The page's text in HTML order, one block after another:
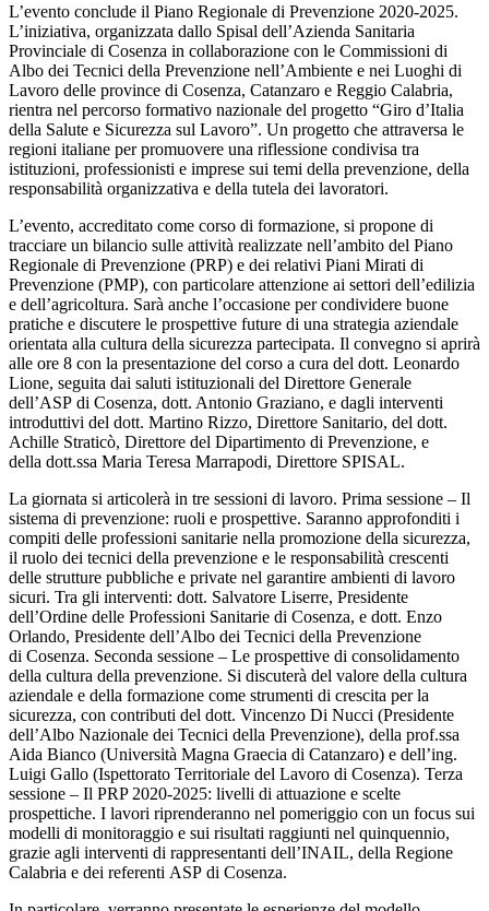
L’evento conclude il Piano Regionale di Prevenzione 2020-2025.
L’iniziativa, organizzata dallo Spisal dell’Azienda Sanitaria
Provinciale di Cosenza in collaborazione con le Commissioni di
Albo dei Tecnici della Prevenzione nell’Ambiente e nei Luoghi di
Lavoro delle province di Cosenza, Catanzaro e Reggio Calabria,
rientra nel percorso formativo nazionale del progetto “Giro d’Italia
della Salute e Sicurezza sul Lavoro”. Un progetto che attraversa le
regioni italiane per promuovere una riflessione condivisa tra
istituzioni, professionisti e imprese sui temi della prevenzione, della
responsabilità organizzativa e della tutela dei lavoratori.
L’evento, accreditato come corso di formazione, si propone di
tracciare un bilancio sulle attività realizzate nell’ambito del Piano
Regionale di Prevenzione (PRP) e dei relativi Piani Mirati di
Prevenzione (PMP), con particolare attenzione ai settori dell’edilizia
e dell’agricoltura. Sarà anche l’occasione per condividere buone
pratiche e discutere le prospettive future di una strategia aziendale
orientata alla cultura della sicurezza partecipata. Il convegno si aprirà
alle ore 8 con la presentazione del corso a cura del dott. Leonardo
Lione, seguita dai saluti istituzionali del Direttore Generale
dell’ASP di Cosenza, dott. Antonio Graziano, e dagli interventi
introduttivi del dott. Martino Rizzo, Direttore Sanitario, del dott.
Achille Straticò, Direttore del Dipartimento di Prevenzione, e
della dott.ssa Maria Teresa Marrapodi, Direttore SPISAL.
La giornata si articolerà in tre sessioni di lavoro. Prima sessione – Il
sistema di prevenzione: ruoli e prospettive. Saranno approfonditi i
compiti delle professioni sanitarie nella promozione della sicurezza,
il ruolo dei tecnici della prevenzione e le responsabilità crescenti
delle strutture pubbliche e private nel garantire ambienti di lavoro
sicuri. Tra gli interventi: dott. Salvatore Liserre, Presidente
dell’Ordine delle Professioni Sanitarie di Cosenza, e dott. Enzo
Orlando, Presidente dell’Albo dei Tecnici della Prevenzione
di Cosenza. Seconda sessione – Le prospettive di consolidamento
della cultura della prevenzione. Si discuterà del valore della cultura
aziendale e della formazione come strumenti di crescita per la
sicurezza, con contributi del dott. Vincenzo Di Nucci (Presidente
dell’Albo Nazionale dei Tecnici della Prevenzione), della prof.ssa
Aida Bianco (Università Magna Graecia di Catanzaro) e dell’ing.
Luigi Gallo (Ispettorato Territoriale del Lavoro di Cosenza). Terza
sessione – Il PRP 2020-2025: livelli di attuazione e scelte
prospettiche. I lavori riprenderanno nel pomeriggio con un focus sui
modelli di monitoraggio e sui risultati raggiunti nel quinquennio,
grazie agli interventi di rappresentanti dell’INAIL, della Regione
Calabria e dei referenti ASP di Cosenza.